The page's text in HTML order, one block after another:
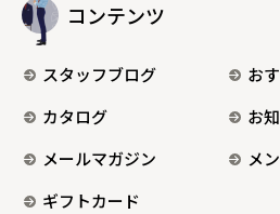
コンテンツ
スタッフブログ
お
カタログ
お
メールマガジン
メ
ギフトカード